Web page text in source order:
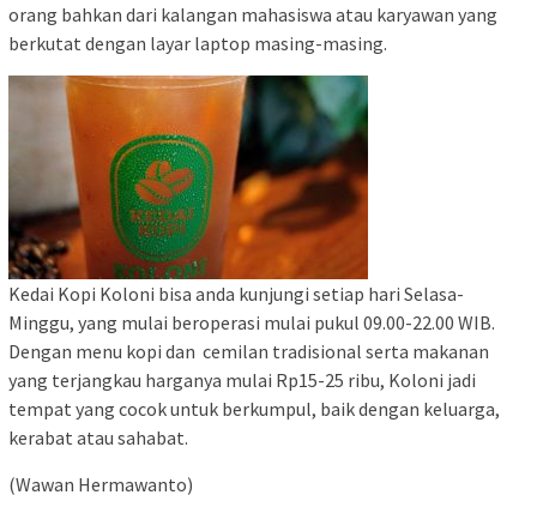
orang bahkan dari kalangan mahasiswa atau karyawan yang
berkutat dengan layar laptop masing-masing.
Kedai Kopi Koloni bisa anda kunjungi setiap hari Selasa-
Minggu, yang mulai beroperasi mulai pukul 09.00-22.00 WIB.
Dengan menu kopi dan cemilan tradisional serta makanan
yang terjangkau harganya mulai Rp15-25 ribu, Koloni jadi
tempat yang cocok untuk berkumpul, baik dengan keluarga,
kerabat atau sahabat.
(Wawan Hermawanto)